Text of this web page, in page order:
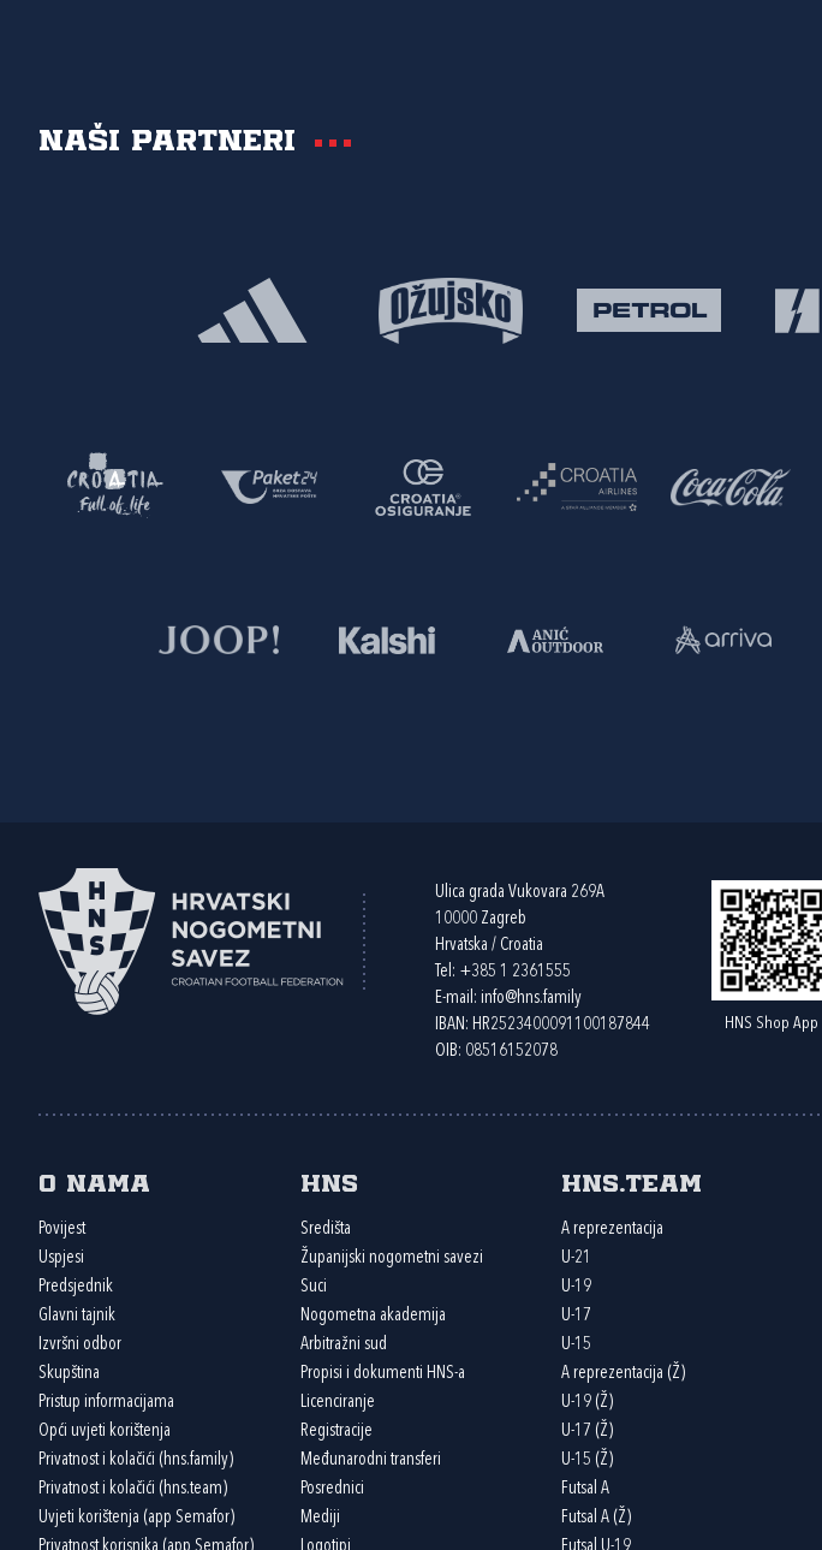
Naši partneri
Ulica grada Vukovara 269A
10000 Zagreb
Hrvatska / Croatia
Tel: +385 1 2361555
E-mail: info@hns.family
IBAN: HR2523400091100187844
OIB: 08516152078
HNS Shop App
O nama
Povijest
Uspjesi
Predsjednik
Glavni tajnik
Izvršni odbor
Skupština
Pristup informacijama
Opći uvjeti korištenja
Privatnost i kolačići (hns.family)
Privatnost i kolačići (hns.team)
Uvjeti korištenja (app Semafor)
HNS
Središta
Županijski nogometni savezi
Suci
Nogometna akademija
Arbitražni sud
Propisi i dokumenti HNS-a
Licenciranje
Registracije
Međunarodni transferi
Posrednici
Mediji
HNS.team
A reprezentacija
U-21
U-19
U-17
U-15
A reprezentacija (Ž)
U-19 (Ž)
U-17 (Ž)
U-15 (Ž)
Futsal A
Futsal A (Ž)